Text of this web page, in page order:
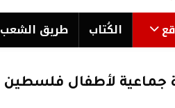
الكُتاب طریق الشعب
جماعية لأطفال فلسطين